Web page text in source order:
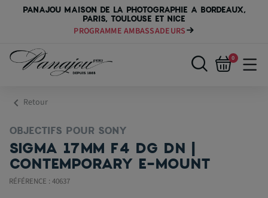
PANAJOU MAISON DE LA PHOTOGRAPHIE A BORDEAUX,
PARIS, TOULOUSE ET NICE
PROGRAMME AMBASSADEURS
0
chevron_left Retour
OBJECTIFS POUR SONY
SIGMA 17MM F4 DG DN |
CONTEMPORARY E-MOUNT
RÉFÉRENCE : 40637